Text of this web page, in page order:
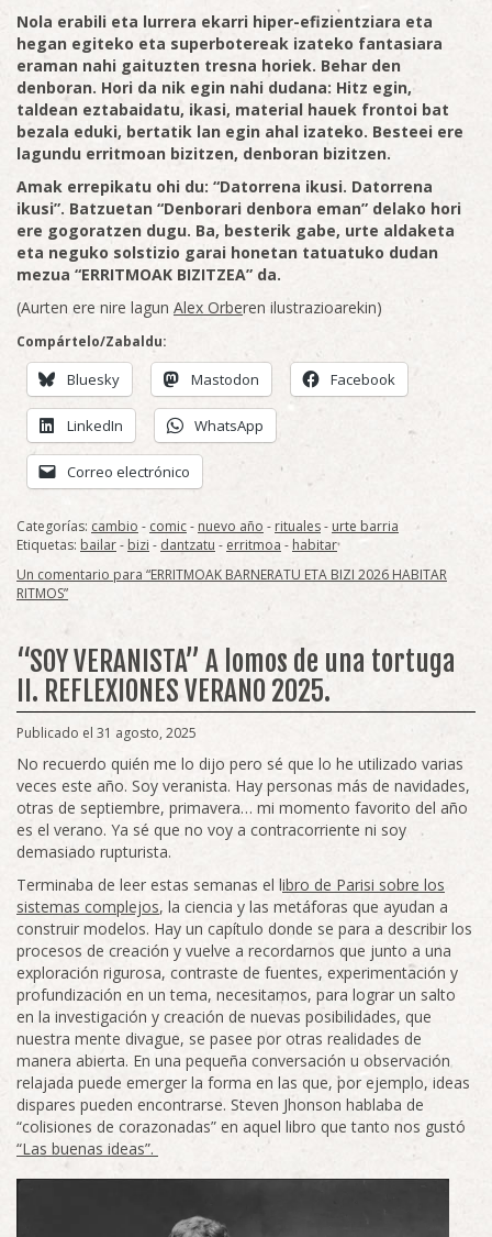
Nola erabili eta lurrera ekarri hiper-efizientziara eta
hegan egiteko eta superbotereak izateko fantasiara
eraman nahi gaituzten tresna horiek. Behar den
denboran. Hori da nik egin nahi dudana: Hitz egin,
taldean eztabaidatu, ikasi, material hauek frontoi bat
bezala eduki, bertatik lan egin ahal izateko. Besteei ere
lagundu erritmoan bizitzen, denboran bizitzen.
Amak errepikatu ohi du: “Datorrena ikusi. Datorrena
ikusi”. Batzuetan “Denborari denbora eman” delako hori
ere gogoratzen dugu. Ba, besterik gabe, urte aldaketa
eta neguko solstizio garai honetan tatuatuko dudan
mezua “ERRITMOAK BIZITZEA” da.
(Aurten ere nire lagun Alex Orberen ilustrazioarekin)
Compártelo/Zabaldu:
Bluesky Mastodon Facebook
LinkedIn WhatsApp
Correo electrónico
Categorías: cambio - comic- nuevo año - rituales- urte barria
Etiquetas: bailar- bizi - dantzatu - erritmoa - habitar
Un comentario para “ERRITMOAK BARNERATU ETA BIZI 2026 HABITAR
RITMOS”
“SOY VERANISTA” A lomos de una tortuga
II. REFLEXIONES VERANO 2025.
Publicado el 31 agosto, 2025
No recuerdo quién me lo dijo pero sé que lo he utilizado varias
veces este año. Soy veranista. Hay personas más de navidades,
otras de septiembre, primavera… mi momento favorito del año
es el verano. Ya sé que no voy a contracorriente ni soy
demasiado rupturista.
Terminaba de leer estas semanas el libro de Parisi sobre los
sistemas complejos, la ciencia y las metáforas que ayudan a
construir modelos. Hay un capítulo donde se para a describir los
procesos de creación y vuelve a recordarnos que junto a una
exploración rigurosa, contraste de fuentes, experimentación y
profundización en un tema, necesitamos, para lograr un salto
en la investigación y creación de nuevas posibilidades, que
nuestra mente divague, se pasee por otras realidades de
manera abierta. En una pequeña conversación u observación
relajada puede emerger la forma en las que, por ejemplo, ideas
dispares pueden encontrarse. Steven Jhonson hablaba de
“colisiones de corazonadas” en aquel libro que tanto nos gustó
“Las buenas ideas”.